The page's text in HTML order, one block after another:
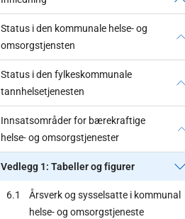
Status i den kommunale helse- og
omsorgstjensten
Status i den fylkeskommunale
tannhelsetjenesten
Innsatsområder for bærekraftige
helse- og omsorgstjenester
Vedlegg 1: Tabeller og figurer
6.1
Årsverk og sysselsatte i kommunal
helse- og omsorgstjeneste